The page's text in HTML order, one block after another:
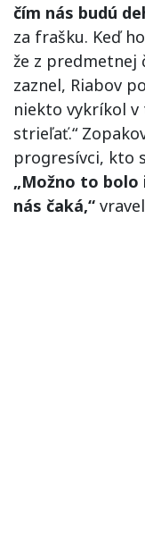
čím nás budú
za frašku. Keď
že z
zaznel, Riabov
niekto vykríkol v
strieľať.“
progresívci, kto
„Možno to
nás čaká,“